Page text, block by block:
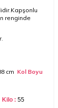
renginde
cm Kol Boyu
Kilo : 55